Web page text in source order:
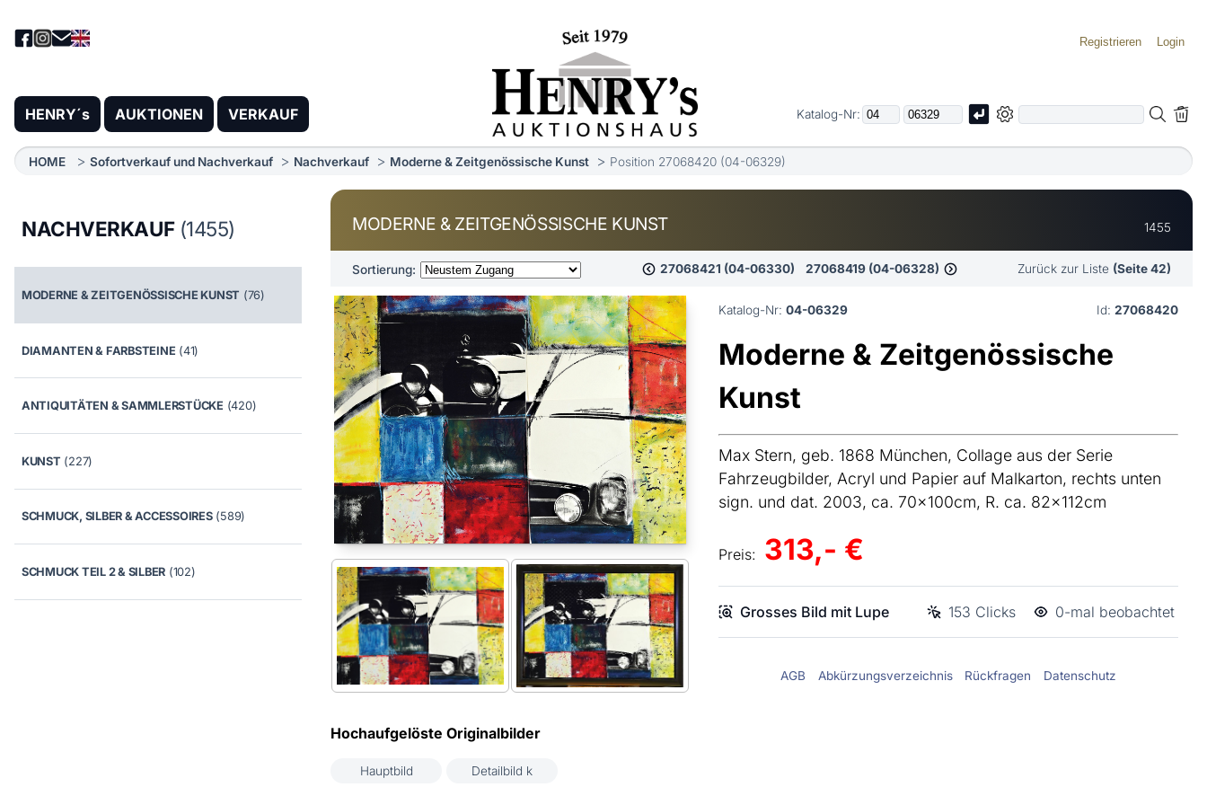
Registrieren Login
HENRY´s AUKTIONEN VERKAUF Katalog-Nr:
HOME Sofortverkauf und Nachverkauf Nachverkauf Moderne & Zeitgenössische Kunst Position 27068420 (04-06329)
NACHVERKAUF(1455)
MODERNE & ZEITGENÖSSISCHE KUNST (76)
DIAMANTEN & FARBSTEINE (41)
ANTIQUITÄTEN & SAMMLERSTÜCKE (420)
KUNST (227)
SCHMUCK, SILBER & ACCESSOIRES(589)
SCHMUCK TEIL 2 & SILBER (102)
MODERNE & ZEITGENÖSSISCHE KUNST 1455
Sortierung: 27068421 (04-06330) 27068419 (04-06328) Zurück zur Liste (Seite 42)
Hochaufgelöste Originalbilder
Hauptbild Detailbild k
Katalog-Nr: 04-06329 Id: 27068420
Moderne & Zeitgenössische
Kunst
Max Stern, geb. 1868 München, Collage aus der Serie
Fahrzeugbilder, Acryl und Papier auf Malkarton, rechts unten
sign. und dat. 2003, ca. 70x100cm, R. ca. 82x112cm
Preis: 313,- €
Grosses Bild mit Lupe 153 Clicks 0-mal beobachtet
AGB Abkürzungsverzeichnis Rückfragen Datenschutz